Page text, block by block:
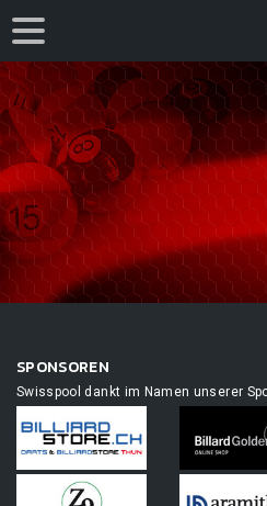
SPONSOREN
Swisspool dankt im Namen unserer